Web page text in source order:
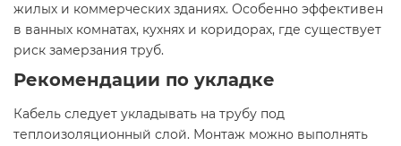
жилых и коммерческих зданиях. Особенно эффективен
в ванных комнатах, кухнях и коридорах, где существует
риск замерзания труб.​
Рекомендации по укладке
Кабель следует укладывать на трубу под
теплоизоляционный слой. Монтаж можно выполнять